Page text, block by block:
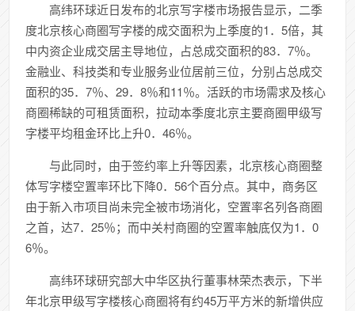
高纬环球近日发布的北京写字楼市场报告显示，二季
度北京核心商圈写字楼的成交面积为上季度的1．5倍，其
中内资企业成交居主导地位，占总成交面积的83．7％。
金融业、科技类和专业服务业位居前三位，分别占总成交
面积的35．7％、29．8％和11％。活跃的市场需求及核心
商圈稀缺的可租赁面积，拉动本季度北京主要商圈甲级写
字楼平均租金环比上升0．46％。
与此同时，由于签约率上升等因素，北京核心商圈整
体写字楼空置率环比下降0．56个百分点。其中，商务区
由于新入市项目尚未完全被市场消化，空置率名列各商圈
之首，达7．25％；而中关村商圈的空置率触底仅为1．0
6％。
高纬环球研究部大中华区执行董事林荣杰表示，下半
年北京甲级写字楼核心商圈将有约45万平方米的新增供应